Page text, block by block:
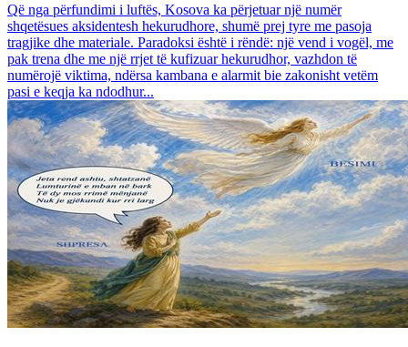
Që nga përfundimi i luftës, Kosova ka përjetuar një numër
shqetësues aksidentesh hekurudhore, shumë prej tyre me pasoja
tragjike dhe materiale. Paradoksi është i rëndë: një vend i vogël, me
pak trena dhe me një rrjet të kufizuar hekurudhor, vazhdon të
numërojë viktima, ndërsa kambana e alarmit bie zakonisht vetëm
pasi e keqja ka ndodhur...